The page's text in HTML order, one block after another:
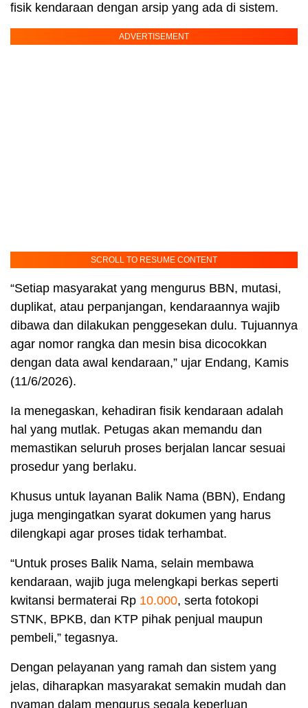
fisik kendaraan dengan arsip yang ada di sistem.
ADVERTISEMENT
SCROLL TO RESUME CONTENT
“Setiap masyarakat yang mengurus BBN, mutasi,
duplikat, atau perpanjangan, kendaraannya wajib
dibawa dan dilakukan penggesekan dulu. Tujuannya
agar nomor rangka dan mesin bisa dicocokkan
dengan data awal kendaraan,” ujar Endang, Kamis
(11/6/2026).
Ia menegaskan, kehadiran fisik kendaraan adalah
hal yang mutlak. Petugas akan memandu dan
memastikan seluruh proses berjalan lancar sesuai
prosedur yang berlaku.
Khusus untuk layanan Balik Nama (BBN), Endang
juga mengingatkan syarat dokumen yang harus
dilengkapi agar proses tidak terhambat.
“Untuk proses Balik Nama, selain membawa
kendaraan, wajib juga melengkapi berkas seperti
kwitansi bermaterai Rp 10.000, serta fotokopi
STNK, BPKB, dan KTP pihak penjual maupun
pembeli,” tegasnya.
Dengan pelayanan yang ramah dan sistem yang
jelas, diharapkan masyarakat semakin mudah dan
nyaman dalam mengurus segala keperluan